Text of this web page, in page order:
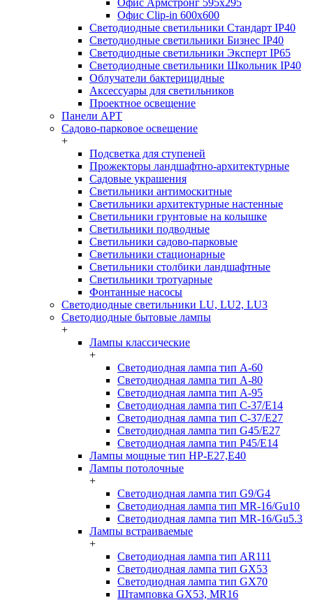
Офис Армстронг 595x295
Офис Clip-in 600x600
Светодиодные светильники Стандарт IP40
Светодиодные светильники Бизнес IP40
Светодиодные светильники Эксперт IP65
Светодиодные светильники Школьник IP40
Облучатели бактерицидные
Аксессуары для светильников
Проектное освещение
Панели АРТ
Садово-парковое освещение
+
Подсветка для ступеней
Прожекторы ландшафтно-архитектурные
Садовые украшения
Светильники антимоскитные
Светильники архитектурные настенные
Светильники грунтовые на колышке
Светильники подводные
Светильники садово-парковые
Светильники стационарные
Светильники столбики ландшафтные
Светильники тротуарные
Фонтанные насосы
Светодиодные светильники LU, LU2, LU3
Светодиодные бытовые лампы
+
Лампы классические
+
Светодиодная лампа тип A-60
Светодиодная лампа тип A-80
Светодиодная лампа тип A-95
Светодиодная лампа тип C-37/Е14
Светодиодная лампа тип C-37/Е27
Светодиодная лампа тип G45/E27
Светодиодная лампа тип P45/E14
Лампы мощные тип HP-E27,E40
Лампы потолочные
+
Светодиодная лампа тип G9/G4
Светодиодная лампа тип MR-16/Gu10
Светодиодная лампа тип MR-16/Gu5.3
Лампы встраиваемые
+
Светодиодная лампа тип AR111
Светодиодная лампа тип GX53
Светодиодная лампа тип GX70
Штамповка GX53, MR16